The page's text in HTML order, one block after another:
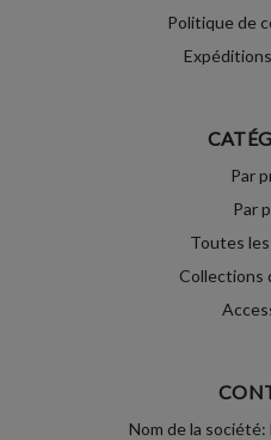
Politique de
Par
Par
Toutes
Collections
Nom de la